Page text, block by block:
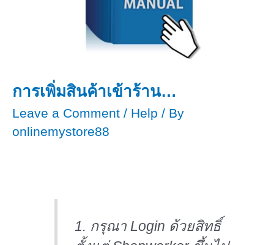
การเพิ่มสินค้าเข้าร้าน…
Leave a Comment / Help / By
onlinemystore88
1. กรุณา Login ด้วยสิทธิ์